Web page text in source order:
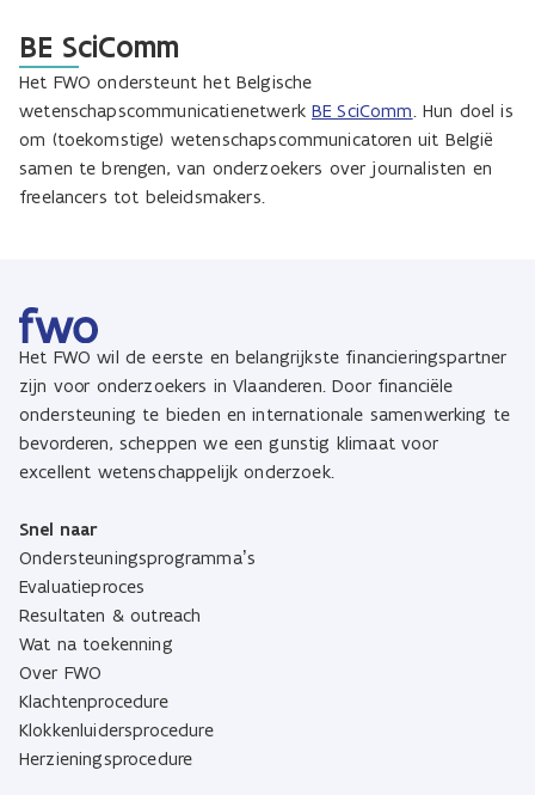
BE SciComm
Het FWO ondersteunt het Belgische
wetenschapscommunicatienetwerk BE SciComm. Hun doel is
om (toekomstige) wetenschapscommunicatoren uit België
samen te brengen, van onderzoekers over journalisten en
freelancers tot beleidsmakers.
Het FWO wil de eerste en belangrijkste financieringspartner
zijn voor onderzoekers in Vlaanderen. Door financiële
ondersteuning te bieden en internationale samenwerking te
bevorderen, scheppen we een gunstig klimaat voor
excellent wetenschappelijk onderzoek.
Snel naar
Ondersteuningsprogramma’s
Evaluatieproces
Resultaten & outreach
Wat na toekenning
Over FWO
Klachtenprocedure
Klokkenluidersprocedure
Herzieningsprocedure